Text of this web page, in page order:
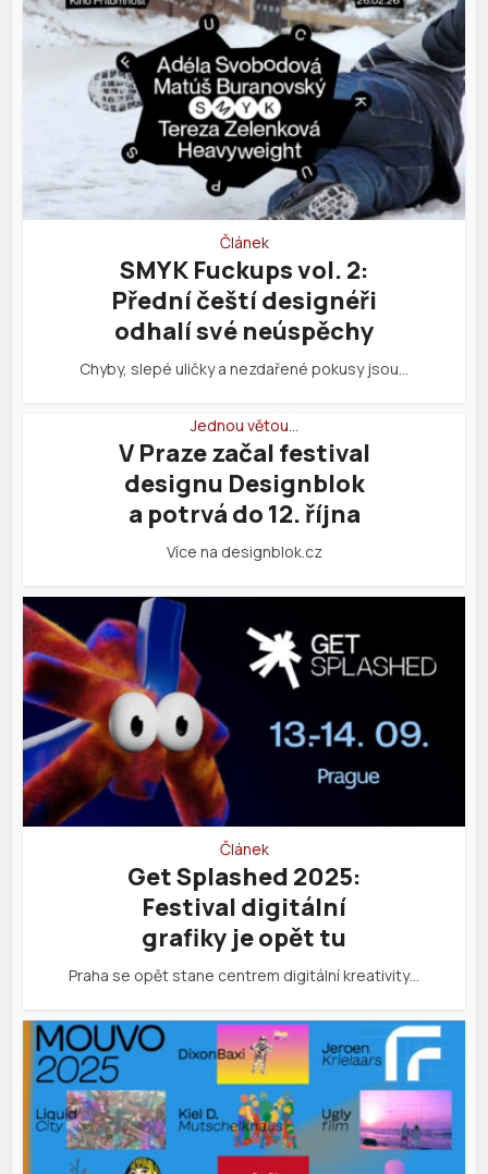
Článek
SMYK Fuckups vol. 2:
Přední čeští designéři
odhalí své neúspěchy
Chyby, slepé uličky a nezdařené pokusy jsou…
Jednou větou…
V Praze začal festival
designu Designblok
a potrvá do 12. října
Více na designblok.cz
Článek
Get Splashed 2025:
Festival digitální
grafiky je opět tu
Praha se opět stane centrem digitální kreativity…